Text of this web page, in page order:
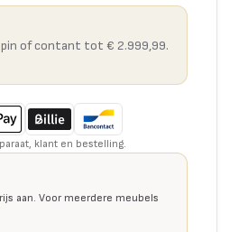
pin of contant tot € 2.999,99.
klant en bestelling.
aan. Voor meerdere meubels